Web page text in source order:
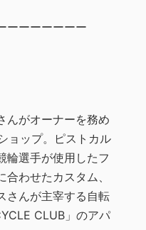
ーーーーーーー
んがオーナーを務め
ョップ。ピストカル
輪選手が使用したフ
わせたカスタム、
さんが主宰する自転
CLUB」のアパ